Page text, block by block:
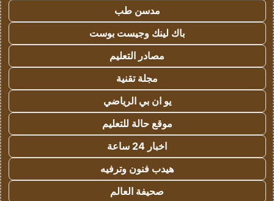
مدسن طب
باك لينك وجيست بوست
مصادر التعليم
مجلة تقنية
يو ان بي الرياضي
موقع حالة للتعليم
اخبار 24 ساعة
هيدب فنون وترفيه
صحيفة العالم